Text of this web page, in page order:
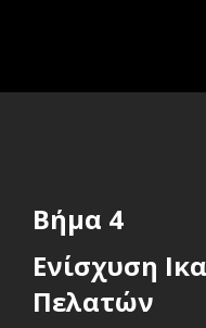
Βήμα 4
Ενίσχυση
Πελατών